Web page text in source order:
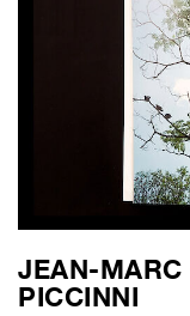
JEAN-MARC
PICCINNI